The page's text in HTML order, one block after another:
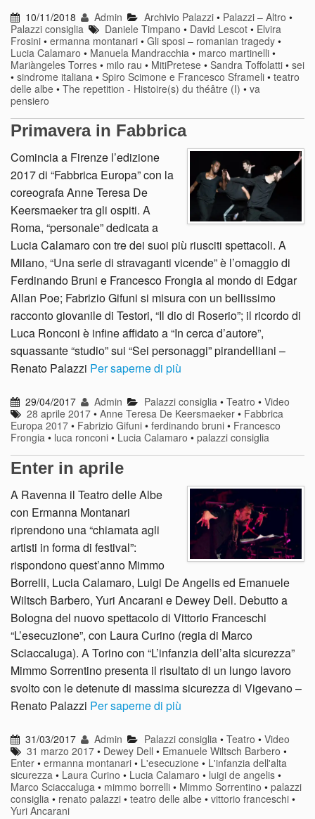
10/11/2018 Admin Archivio Palazzi• Palazzi – Altro •
Palazzi consiglia
Daniele Timpano • David Lescot • Elvira
Frosini • ermanna montanari • Gli sposi – romanian tragedy •
Lucia Calamaro • Manuela Mandracchia • marco martinelli •
Mariàngeles Torres • milo rau • MitiPretese • Sandra Toffolatti • sei
• sindrome italiana • Spiro Scimone e Francesco Sframeli • teatro
delle albe • The repetition - Histoire(s) du théâtre (I) • va
pensiero
Primavera in Fabbrica
Comincia a Firenze l’edizione
2017 di “Fabbrica Europa” con la
coreografa Anne Teresa De
Keersmaeker tra gli ospiti. A
Roma, “personale” dedicata a
Lucia Calamaro con tre dei suoi più riusciti spettacoli. A
Milano, “Una serie di stravaganti vicende” è l’omaggio di
Ferdinando Bruni e Francesco Frongia al mondo di Edgar
Allan Poe; Fabrizio Gifuni si misura con un bellissimo
racconto giovanile di Testori, “Il dio di Roserio”; il ricordo di
Luca Ronconi è infine affidato a “In cerca d’autore”,
squassante “studio” sui “Sei personaggi” pirandelliani –
Renato Palazzi Per saperne di più
29/04/2017 Admin Palazzi consiglia• Teatro • Video
28 aprile 2017 •Anne Teresa De Keersmaeker • Fabbrica
Europa 2017 • Fabrizio Gifuni • ferdinando bruni • Francesco
Frongia • luca ronconi • Lucia Calamaro • palazzi consiglia
Enter in aprile
A Ravenna il Teatro delle Albe
con Ermanna Montanari
riprendono una “chiamata agli
artisti in forma di festival”:
rispondono quest’anno Mimmo
Borrelli, Lucia Calamaro, Luigi De Angelis ed Emanuele
Wiltsch Barbero, Yuri Ancarani e Dewey Dell. Debutto a
Bologna del nuovo spettacolo di Vittorio Franceschi
“L’esecuzione”, con Laura Curino (regia di Marco
Sciaccaluga). A Torino con “L’infanzia dell’alta sicurezza”
Mimmo Sorrentino presenta il risultato di un lungo lavoro
svolto con le detenute di massima sicurezza di Vigevano –
Renato Palazzi Per saperne di più
31/03/2017 Admin Palazzi consiglia• Teatro • Video
31 marzo 2017 • Dewey Dell • Emanuele Wiltsch Barbero •
Enter • ermanna montanari • L'esecuzione • L'infanzia dell'alta
sicurezza • Laura Curino • Lucia Calamaro • luigi de angelis •
Marco Sciaccaluga • mimmo borrelli • Mimmo Sorrentino • palazzi
consiglia • renato palazzi • teatro delle albe • vittorio franceschi •
Yuri Ancarani